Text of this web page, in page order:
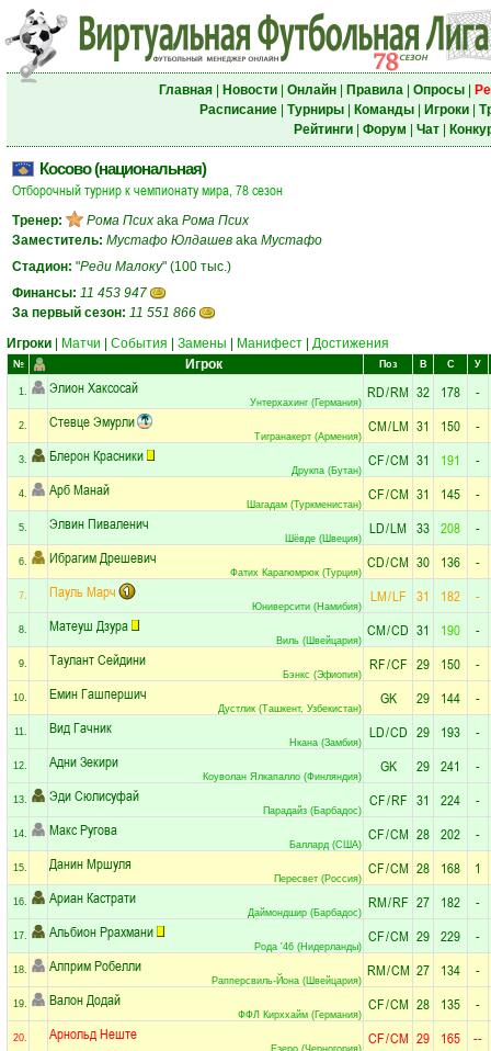
Главная| Новости| Онлайн| Правила| Опросы|
Расписание| Турниры| Команды| Игроки|
Рейтинги| Форум Чат|
Косово (национальная)
Отборочный турнир к чемпионату мира, 78 сезон
Тренер: Рома Псих aka Рома Псих
Заместитель: Мустафо Юлдашев aka Мустафо
Стадион: "Реди Малоку" (100 тыс.)
Финансы: 11 453 947
За первый сезон: 11 551 866
Игроки
Матчи События Замены Манифест Достижения
№ Игрок Поз В С У
1. Элион Хаксосай
Унтерхахинг (Германия)
RD/RM 32 178 -
2. Стевце Эмурли
Тигранакерт (Армения)
CM/LM 31 150 -
3. Блерон Красники
Друкпа (Бутан)
CF/CM 31 191 -
4. Арб Манай
Шагадам (Туркменистан)
CF/CM 31 145 -
5. Элвин Пиваленич
Шёвде (Швеция)
LD/LM 33 208 -
6. Ибрагим Дрешевич
Фатих Карагюмрюк (Турция)
CD/CM 30 136 -
7. Пауль Марч
Юниверсити (Намибия)
LM/LF 31 182 -
8. Матеуш Дзура
Виль (Швейцария)
CM/CD 31 190 -
9. Таулант Сейдини
Бэнкс (Эфиопия)
RF/CF 29 150 -
10. Емин Гашпершич
Дустлик (Ташкент, Узбекистан)
GK 29 144 -
11. Вид Гачник
Нкана (Замбия)
LD/CD 29 193 -
12. Адни Зекири
Коуволан Ялкапалло (Финляндия)
GK 29 241 -
13. Эди Сюлисуфай
Парадайз (Барбадос)
CF/RF 31 224 -
14. Макс Ругова
Баллард (США)
CF/CM 28 202 -
15. Данин Мршуля
Пересвет (Россия)
CF/CM 28 168 1
16. Ариан Кастрати
Даймондшир (Барбадос)
RM/RF 27 182 -
17. Альбион Ррахмани
Рода '46 (Нидерланды)
CF/CM 29 229 -
18. Алприм Робелли
Рапперсвиль-Йона (Швейцария)
RM/CM 27 134 -
19. Валон Додай
ФФЛ Кирххайм (Германия)
CF/CM 28 135 -
20. Арнольд Неште
Езеро (Черногория)
CF/CM 29 165 --